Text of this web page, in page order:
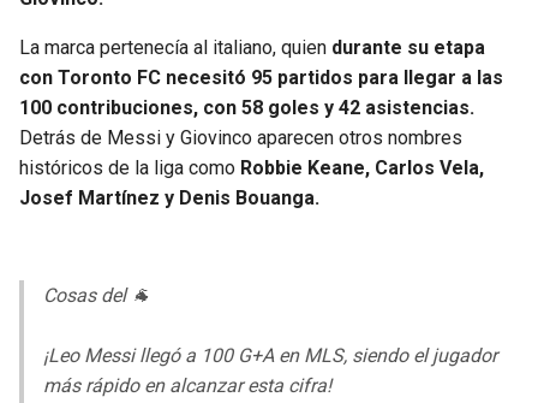
La marca pertenecía al italiano, quien durante su etapa
con Toronto FC necesitó 95 partidos para llegar a las
100 contribuciones, con 58 goles y 42 asistencias.
Detrás de Messi y Giovinco aparecen otros nombres
históricos de la liga como Robbie Keane, Carlos Vela,
Josef Martínez y Denis Bouanga.
Cosas del 🐐
¡Leo Messi llegó a 100 G+A en MLS, siendo el jugador
más rápido en alcanzar esta cifra!